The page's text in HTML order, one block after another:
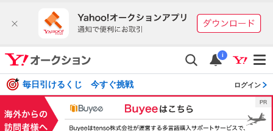
i
毎日引けるくじ 今すぐ挑戦 ログイン